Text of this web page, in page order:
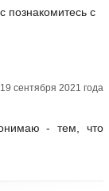
познакомитесь с
19 сентября 2021 года
- тем, что